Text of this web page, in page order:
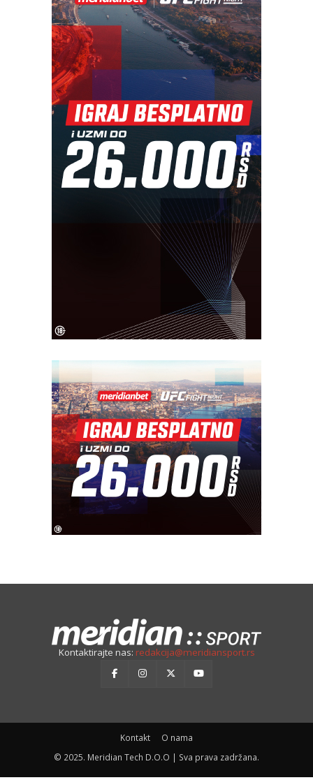
Kontaktirajte nas: redakcija@meridiansport.rs
Kontakt
O nama
© 2025. Meridian Tech D.O.O | Sva prava zadržana.